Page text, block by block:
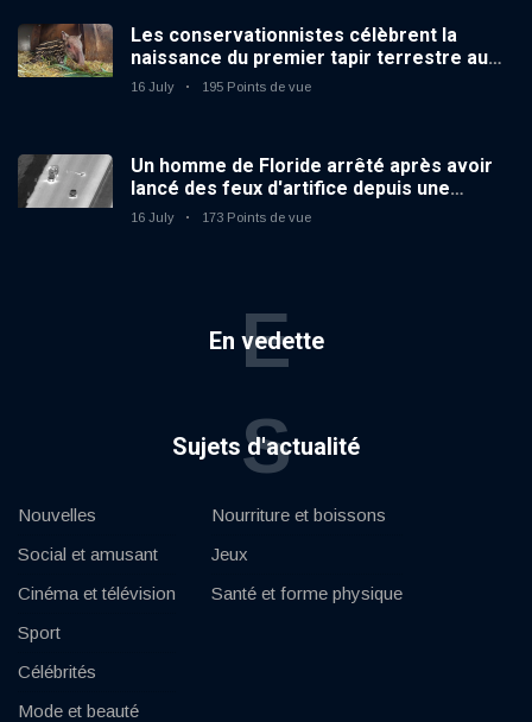
Les conservationnistes célèbrent la
naissance du premier tapir terrestre au
zoo du Royaume-Uni depuis 14 ans
16 July 195 Points de vue
Un homme de Floride arrêté après avoir
lancé des feux d'artifice depuis une
voiture en mouvement
16 July 173 Points de vue
En vedette
E
Sujets d'actualité
S
Nouvelles
Social et amusant
Cinéma et télévision
Sport
Célébrités
Mode et beauté
Nourriture et boissons
Jeux
Santé et forme physique